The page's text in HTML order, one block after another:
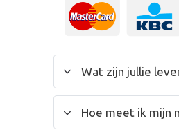
Wat zijn jullie
Hoe meet ik mijn